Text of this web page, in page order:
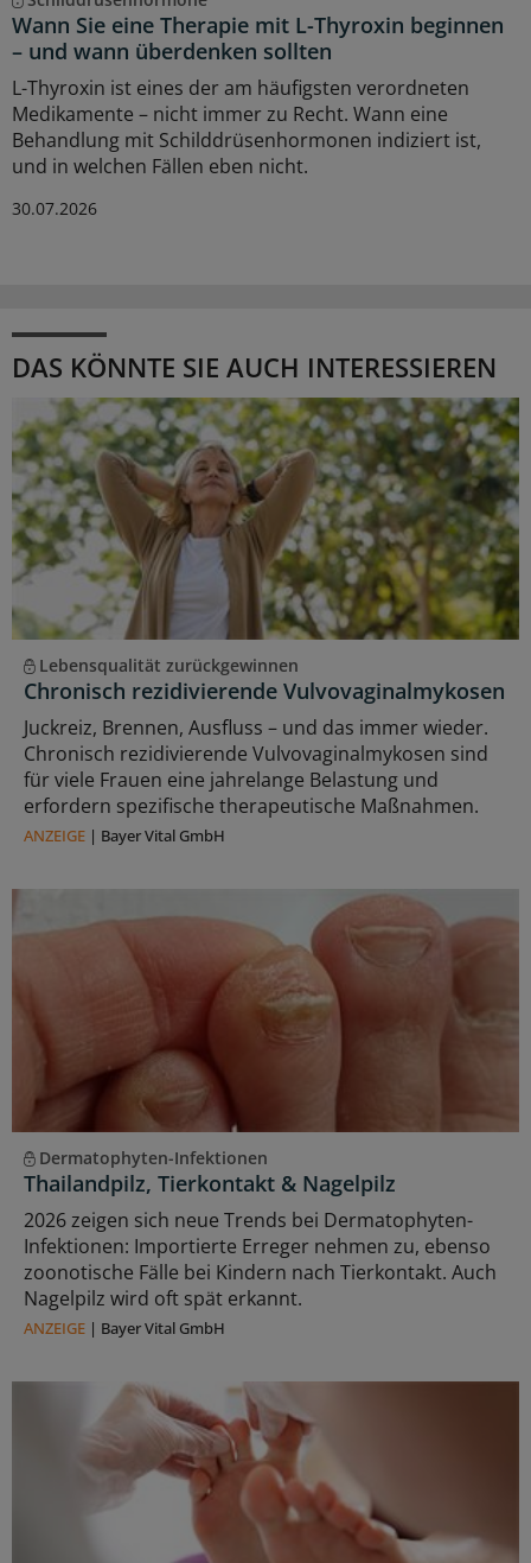
Wann Sie eine Therapie mit L-Thyroxin beginnen
– und wann überdenken sollten
L-Thyroxin ist eines der am häufigsten verordneten
Medikamente – nicht immer zu Recht. Wann eine
Behandlung mit Schilddrüsenhormonen indiziert ist,
und in welchen Fällen eben nicht.
30.07.2026
DAS KÖNNTE SIE AUCH INTERESSIEREN
Lebensqualität zurückgewinnen
Chronisch rezidivierende Vulvovaginalmykosen
Juckreiz, Brennen, Ausfluss – und das immer wieder.
Chronisch rezidivierende Vulvovaginalmykosen sind
für viele Frauen eine jahrelange Belastung und
erfordern spezifische therapeutische Maßnahmen.
ANZEIGE | Bayer Vital GmbH
Dermatophyten-Infektionen
Thailandpilz, Tierkontakt & Nagelpilz
2026 zeigen sich neue Trends bei Dermatophyten-
Infektionen: Importierte Erreger nehmen zu, ebenso
zoonotische Fälle bei Kindern nach Tierkontakt. Auch
Nagelpilz wird oft spät erkannt.
ANZEIGE | Bayer Vital GmbH